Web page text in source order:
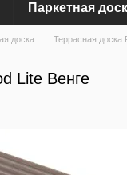
Паркетная
доска Террасная доска
Lite Венге